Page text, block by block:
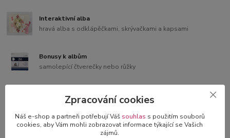
Interaktivní alba
hravá alba s odklápěčkami, skrývačkami a kapsami
Bonusy k albům
samolepící čtverečky nebo růžky
3D blahopřání v dárkové krabičce
originální blahopřání s 3D dekorací
Zpracování cookies
Náš e-shop a partneři potřebují Váš souhlas s použitím souborů
cookies, aby Vám mohli zobrazovat informace týkající se Vašich
zájmů.